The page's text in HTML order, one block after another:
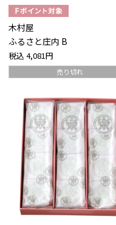
木村屋
ふるさと庄内 B
税込 4,081円
売り切れ